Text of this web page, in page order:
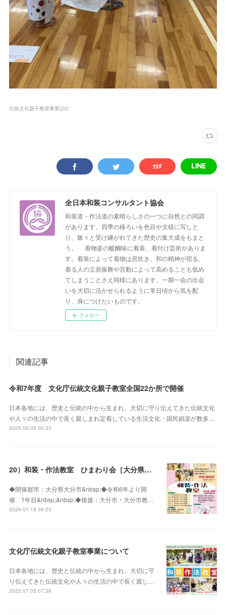
伝統文化親子教室事業(22)
全日本和装コンサルタント協会
和装道・作法道の素晴らしさの一つに自然との同調
があります。四季の移ろいを色目や文様に写しと
り、脈々と受け継がれてきた歴史の集大成をもまと
う。 着物姿の醍醐味に着装、着付け芸術がありま
す。着装によって着物は息吹き、和の精神が宿る。
着る人の立居振舞や言動によって高めることも低め
てしまうことさえ同様にあります。一期一会の出会
いを大切に活かせられるように常日頃から気を配
り、身につけたいものです。
フォロー
関連記事
令和7年度 文化庁伝統文化親子教室全国22か所で開催
日本各地には、歴史と伝統の中から生まれ、大切に守り伝えてきた伝統文化
や人々の生活の中で長く親しまれ定着している生活文化・国民娯楽が数多…
2025.06.05 00:33
20）和装・作法教室 ひまわり会［大分県大分市］
◆開催都市：大分県大分市&nbsp;◆令和6年より開
催 1年目&nbsp;&nbsp;◆後援：大分市・大分市教…
2024.07.18 04:23
文化庁伝統文化親子教室事業について
日本各地には、歴史と伝統の中から生まれ、大切に守
り伝えてきた伝統文化や人々の生活の中で長く親し…
2023.07.05 07:38